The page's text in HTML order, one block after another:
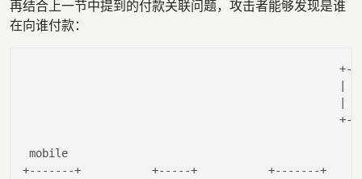
再结合上一节中提到的付款关联问题，攻击者能够发现是谁
在向谁付款：
|
|
mobile